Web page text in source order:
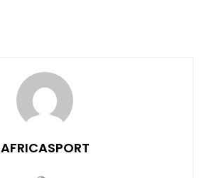
AFRICASPORT